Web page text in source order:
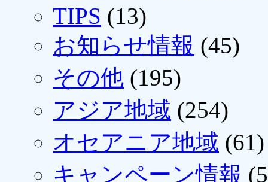
TIPS (13)
お知らせ情報 (45)
その他 (195)
アジア地域 (254)
オセアニア地域 (61)
キャンペーン情報